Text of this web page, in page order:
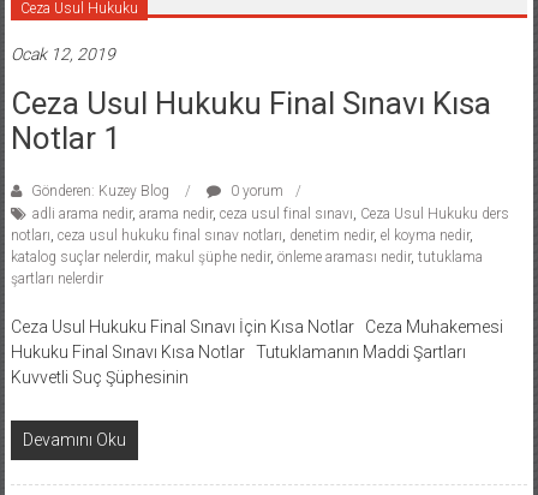
Ceza Usul Hukuku
Ocak 12, 2019
Ceza Usul Hukuku Final Sınavı Kısa
Notlar 1
Gönderen: Kuzey Blog
0 yorum
adli arama nedir, arama nedir, ceza usul final sınavı, Ceza Usul Hukuku ders
notları, ceza usul hukuku final sınav notları, denetim nedir, el koyma nedir,
katalog suçlar nelerdir, makul şüphe nedir, önleme araması nedir, tutuklama
şartları nelerdir
Ceza Usul Hukuku Final Sınavı İçin Kısa Notlar Ceza Muhakemesi
Hukuku Final Sınavı Kısa Notlar Tutuklamanın Maddi Şartları
Kuvvetli Suç Şüphesinin
Devamını Oku